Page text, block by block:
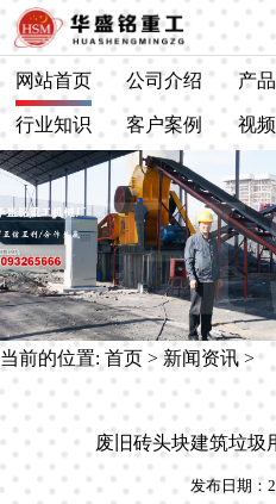
网站首页 公司介绍 产
行业知识 客户案例 视
当前的位置: 首页 >新闻资讯 >
废旧砖头块建筑垃圾
发布日期：